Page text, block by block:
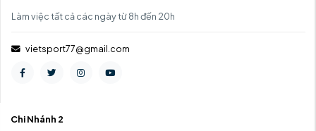
Làm việc tất cả các ngày từ 8h đến 20h
vietsport77@gmail.com
Chi Nhánh 2